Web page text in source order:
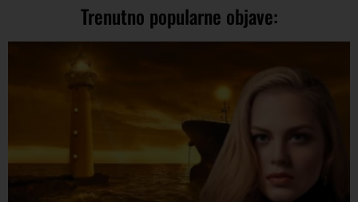
Trenutno popularne objave: